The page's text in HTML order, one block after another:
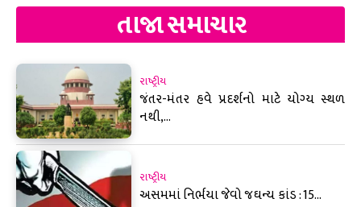
તાજા સમાચાર
રાષ્ટ્રીય
જંતર-મંતર હવે પ્રદર્શનો માટે યોગ્ય સ્થળ
નથી,...
રાષ્ટ્રીય
અસમમાં નિર્ભયા જેવો જઘન્ય કાંડ : 15...